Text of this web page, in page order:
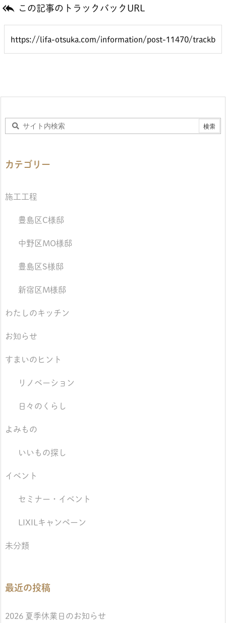
 この記事のトラックバックURL
カテゴリー
施工工程
豊島区C様邸
中野区MO様邸
豊島区S様邸
新宿区M様邸
わたしのキッチン
お知らせ
すまいのヒント
リノベーション
日々のくらし
よみもの
いいもの探し
イベント
セミナー・イベント
LIXILキャンペーン
未分類
最近の投稿
2026 夏季休業日のお知らせ